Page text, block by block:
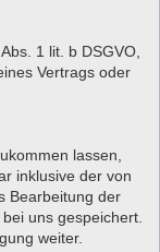
1 lit. b DSGVO,
Vertrags oder
lassen,
inklusive der von
Bearbeitung der
uns gespeichert.
weiter.